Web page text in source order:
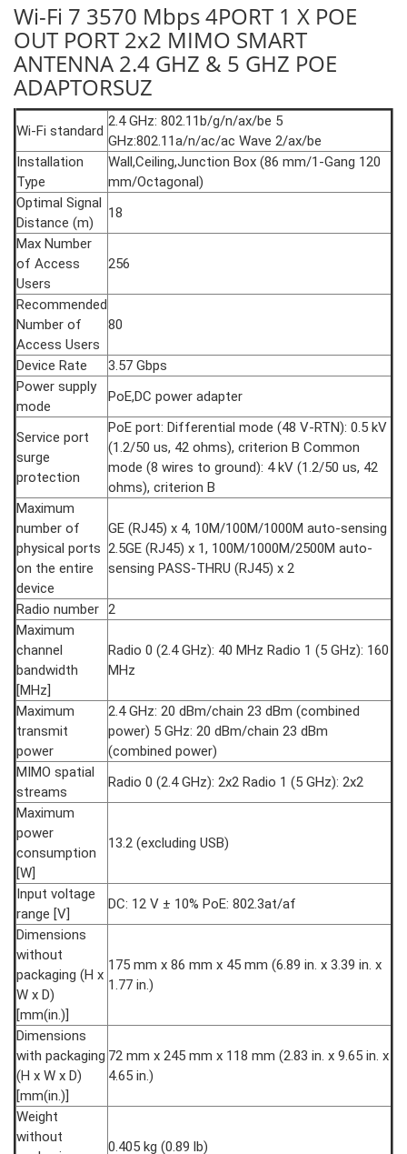
Wi-Fi 7 3570 Mbps 4PORT 1 X POE
OUT PORT 2x2 MIMO SMART
ANTENNA 2.4 GHZ & 5 GHZ POE
ADAPTORSUZ
Wi-Fi standard
2.4 GHz: 802.11b/g/n/ax/be 5
GHz:802.11a/n/ac/ac Wave 2/ax/be
Installation
Type
Wall,Ceiling,Junction Box (86 mm/1-Gang 120
mm/Octagonal)
Optimal Signal
Distance (m)
18
Max Number
of Access
Users
256
Recommended
Number of
Access Users
80
Device Rate
3.57 Gbps
Power supply
mode
PoE,DC power adapter
Service port
surge
protection
PoE port: Differential mode (48 V-RTN): 0.5 kV
(1.2/50 us, 42 ohms), criterion B Common
mode (8 wires to ground): 4 kV (1.2/50 us, 42
ohms), criterion B
Maximum
number of
physical ports
on the entire
device
GE (RJ45) x 4, 10M/100M/1000M auto-sensing
2.5GE (RJ45) x 1, 100M/1000M/2500M auto-
sensing PASS-THRU (RJ45) x 2
Radio number 2
Maximum
channel
bandwidth
[MHz]
Radio 0 (2.4 GHz): 40 MHz Radio 1 (5 GHz): 160
MHz
Maximum
transmit
power
2.4 GHz: 20 dBm/chain 23 dBm (combined
power) 5 GHz: 20 dBm/chain 23 dBm
(combined power)
MIMO spatial
streams
Radio 0 (2.4 GHz): 2x2 Radio 1 (5 GHz): 2x2
Maximum
power
consumption
[W]
13.2 (excluding USB)
Input voltage
range [V]
DC: 12 V ± 10% PoE: 802.3at/af
Dimensions
without
packaging (H x
W x D)
[mm(in.)]
175 mm x 86 mm x 45 mm (6.89 in. x 3.39 in. x
1.77 in.)
Dimensions
with packaging
(H x W x D)
[mm(in.)]
72 mm x 245 mm x 118 mm (2.83 in. x 9.65 in. x
4.65 in.)
Weight
without
0.405 kg (0.89 lb)